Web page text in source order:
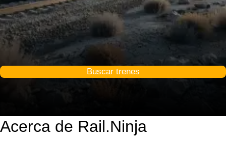
Buscar trenes
Acerca de Rail.Ninja